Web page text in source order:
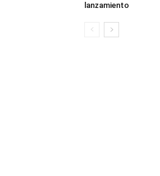
lanzamiento